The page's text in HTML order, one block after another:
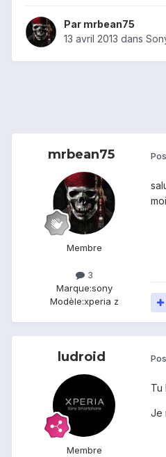
Par mrbean75
13 avril 2013 dans
mrbean75
Membre
3
Marque:sony
Modèle:xperia z
ludroid
Membre
Tu
Je